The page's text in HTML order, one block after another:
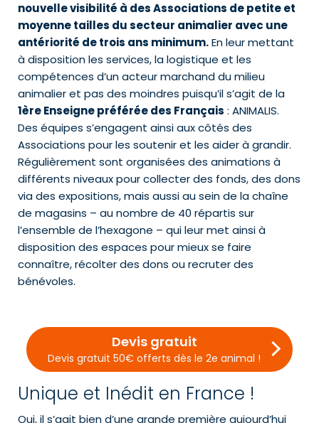
nouvelle visibilité à des Associations de petite et
moyenne tailles du secteur animalier avec une
antériorité de trois ans minimum.En leur mettant
à disposition les services, la logistique et les
compétences d’un acteur marchand du milieu
animalier et pas des moindres puisqu’il s’agit de la
1ère Enseigne préférée des Français : ANIMALIS.
Des équipes s’engagent ainsi aux côtés des
Associations pour les soutenir et les aider à grandir.
Régulièrement sont organisées des animations à
différents niveaux pour collecter des fonds, des dons
via des expositions, mais aussi au sein de la chaîne
de magasins – au nombre de 40 répartis sur
l’ensemble de l’hexagone – qui leur met ainsi à
disposition des espaces pour mieux se faire
connaître, récolter des dons ou recruter des
bénévoles.
Devis gratuit
Devis gratuit 50€ offerts dès le 2e animal !
Unique et Inédit en France !
Oui, il s’agit bien d’une grande première aujourd’hui